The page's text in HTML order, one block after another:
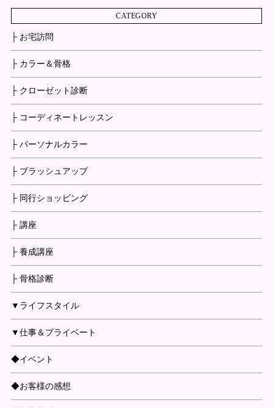
CATEGORY
├ お宅訪問
├ カラー＆骨格
├ クローゼット診断
├ コーディネートレッスン
├ パーソナルカラー
├ ブラッシュアップ
├ 同行ショッピング
├ 講座
├ 養成講座
├ 骨格診断
▼ライフスタイル
▼仕事＆プライベート
◆イベント
◆お客様の感想